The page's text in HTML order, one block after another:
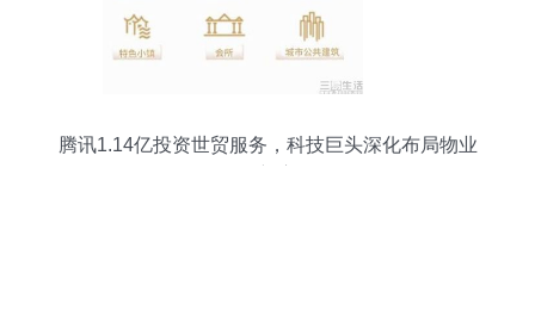
腾讯1.14亿投资世贸服务，科技巨头深化布局物业